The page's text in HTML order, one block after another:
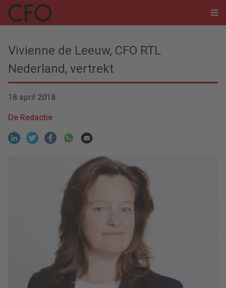
Vivienne de Leeuw, CFO RTL
Nederland, vertrekt
18 april 2018
De Redactie